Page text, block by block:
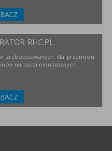
RHC.PL
zrobotyzowanych dla przemysłu,
narzędzi montażowych.